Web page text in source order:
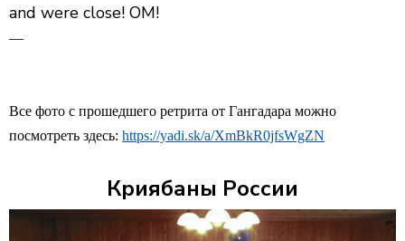
and were close! OM!
—
Все фото с прошедшего ретрита от Гангадара можно
посмотреть здесь: https://yadi.sk/a/XmBkR0jfsWgZN
Криябаны России